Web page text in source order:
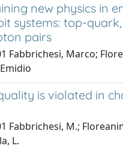
new physics in
systems: top-
pairs
Fabbrichesi, Marco;
is violated in
Fabbrichesi, M.;
L.